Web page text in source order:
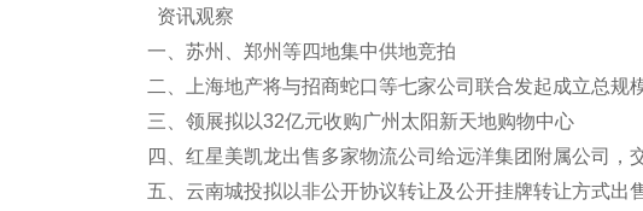
资讯观察
一、苏州、郑州等四地集中供地竞拍
二、上海地产将与招商蛇口等七家公司联合发起成立总规
三、领展拟以32亿元收购广州太阳新天地购物中心
四、红星美凯龙出售多家物流公司给远洋集团附属公司，
五、云南城投拟以非公开协议转让及公开挂牌转让方式出